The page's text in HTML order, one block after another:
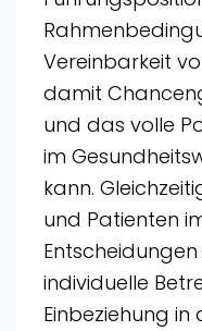
Vereinbarkeit
damit
und das volle
im
kann.
und Patienten
individuelle
Einbeziehung